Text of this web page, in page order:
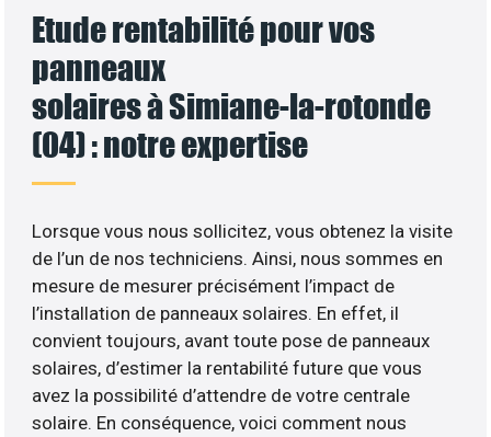
Etude rentabilité pour vos
panneaux
solaires à Simiane-la-rotonde
(04) : notre expertise
Lorsque vous nous sollicitez, vous obtenez la visite
de l’un de nos techniciens. Ainsi, nous sommes en
mesure de mesurer précisément l’impact de
l’installation de panneaux solaires. En effet, il
convient toujours, avant toute pose de panneaux
solaires, d’estimer la rentabilité future que vous
avez la possibilité d’attendre de votre centrale
solaire. En conséquence, voici comment nous